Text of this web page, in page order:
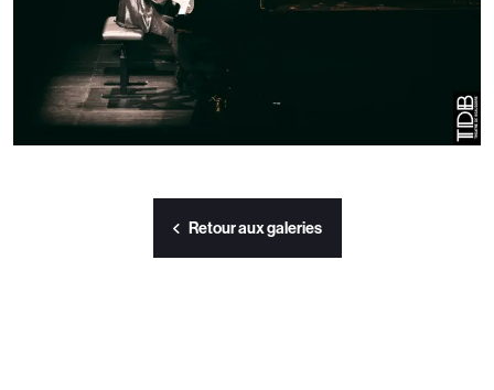
Retour aux galeries